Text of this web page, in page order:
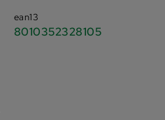
ean13
8010352328105